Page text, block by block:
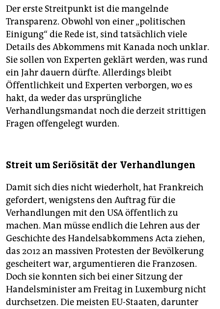
Der erste Streitpunkt ist die mangelnde
Transparenz. Obwohl von einer „politischen
Einigung“ die Rede ist, sind tatsächlich viele
Details des Abkommens mit Kanada noch unklar.
Sie sollen von Experten geklärt werden, was rund
ein Jahr dauern dürfte. Allerdings bleibt
Öffentlichkeit und Experten verborgen, wo es
hakt, da weder das ursprüngliche
Verhandlungsmandat noch die derzeit strittigen
Fragen offengelegt wurden.
Streit um Seriösität der Verhandlungen
Damit sich dies nicht wiederholt, hat Frankreich
gefordert, wenigstens den Auftrag für die
Verhandlungen mit den USA öffentlich zu
machen. Man müsse endlich die Lehren aus der
Geschichte des Handelsabkommens Acta ziehen,
das 2012 an massiven Protesten der Bevölkerung
gescheitert war, argumentieren die Franzosen.
Doch sie konnten sich bei einer Sitzung der
Handelsminister am Freitag in Luxemburg nicht
durchsetzen. Die meisten EU-Staaten, darunter